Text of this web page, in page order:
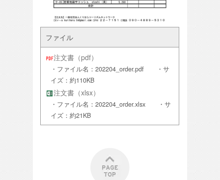
ファイル
注文書（pdf）
・ファイル名：202204_order.pdf ・サ
イズ：約110KB
注文書（xlsx）
・ファイル名：202204_order.xlsx ・サ
イズ：約21KB